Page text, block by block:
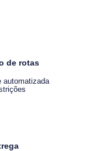
de rotas
automatizada